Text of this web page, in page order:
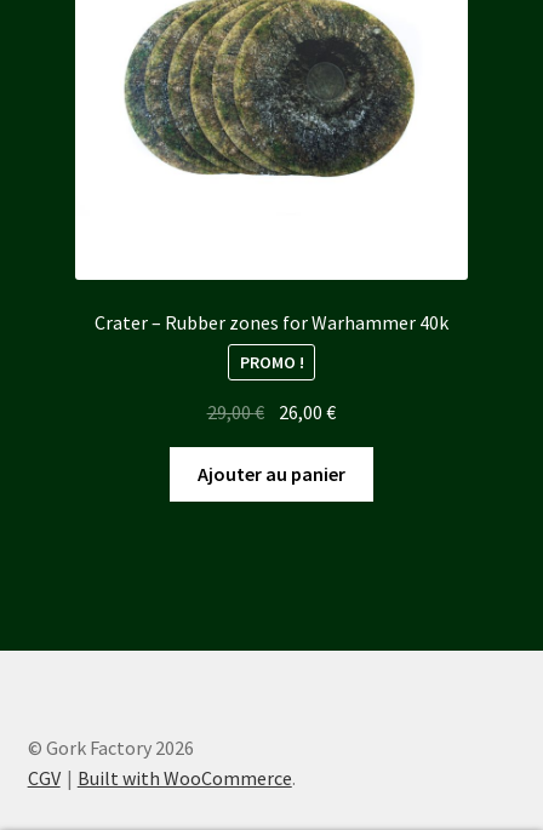
Crater – Rubber zones for Warhammer 40k
PROMO !
29,00€ Le
initial
était :
26,00€Le
actuel
est :
Ajouter au panier
© Gork Factory 2026
CGV
Built with WooCommerce.